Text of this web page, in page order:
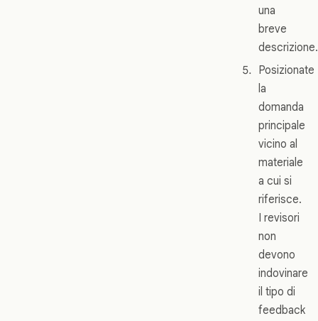
una
breve
descrizione.
Posizionate
la
domanda
principale
vicino al
materiale
a cui si
riferisce.
I revisori
non
devono
indovinare
il tipo di
feedback